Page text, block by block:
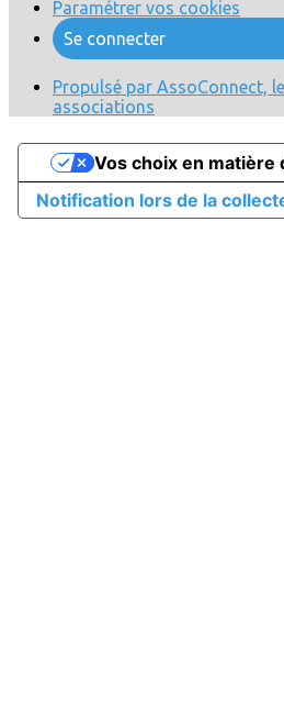
Paramétrer vos cookies
Se connecter
Propulsé par AssoConnect,
associations
Notification lors de la
Vos choix en matière